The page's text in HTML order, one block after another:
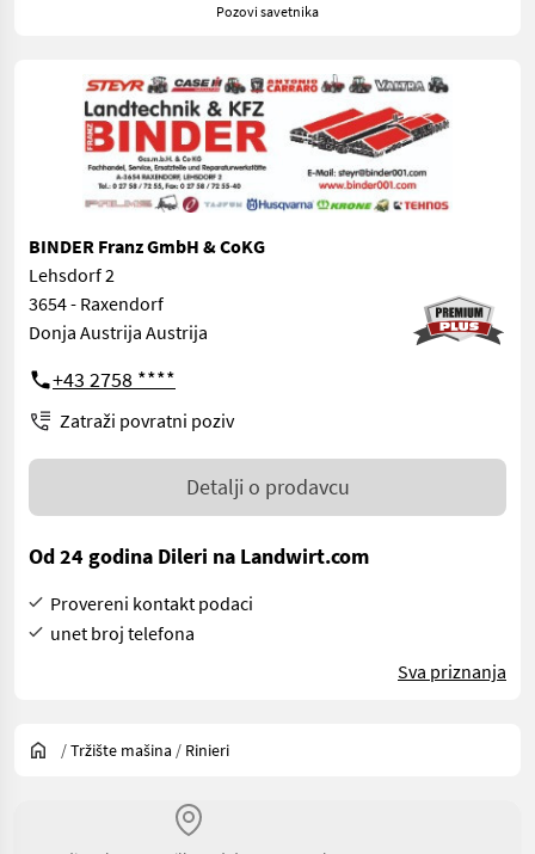
Pozovi savetnika
BINDER Franz GmbH & CoKG
Lehsdorf 2
3654 - Raxendorf
Donja Austrija Austrija
+43 2758 ****
Zatraži povratni poziv
Detalji o prodavcu
Od 24 godina Dileri na Landwirt.com
Provereni kontakt podaci
unet broj telefona
Sva priznanja
/Tržište mašina / Rinieri